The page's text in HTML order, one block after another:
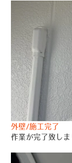
外壁/施工完了
作業が完了致しま